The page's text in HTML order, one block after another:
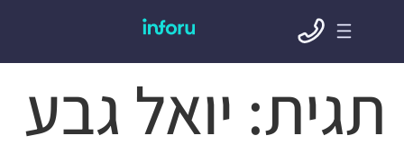
תגית: יואל גבע